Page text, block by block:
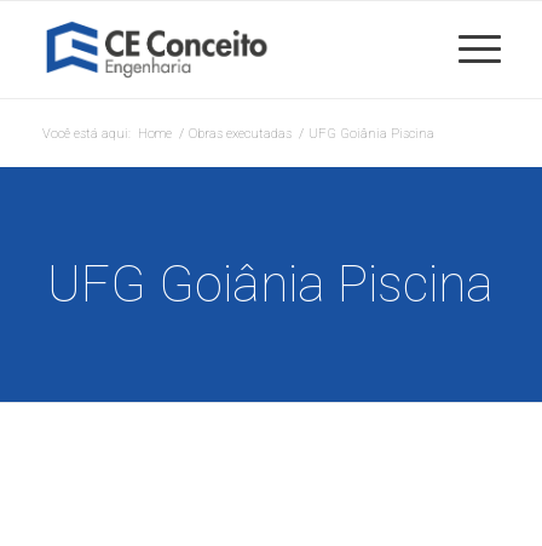
Você está aqui: Home / Obras executadas / UFG Goiânia Piscina
UFG Goiânia Piscina